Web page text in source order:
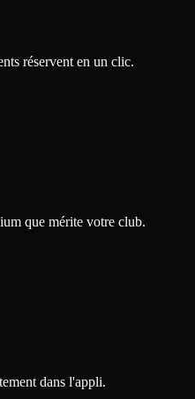
réservent en un clic.
que mérite votre club.
dans l'appli.